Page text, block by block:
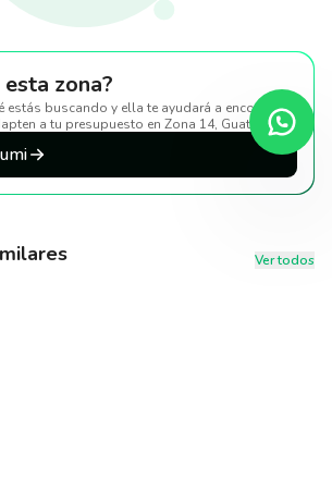
zona?
estás buscando y ella te ayudará a encontrar
a tu presupuesto en Zona 14, Guatemala.
Ver todos